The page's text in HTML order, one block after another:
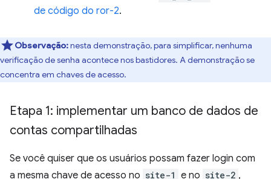
de código do ror-2.
Observação:nesta demonstração, para simplificar, nenhuma
verificação de senha acontece nos bastidores. A demonstração se
concentra em chaves de acesso.
Etapa 1: implementar um banco de dados de
contas compartilhadas
Se você quiser que os usuários possam fazer login com
a mesma chave de acesso no site-1 e no site-2 ,